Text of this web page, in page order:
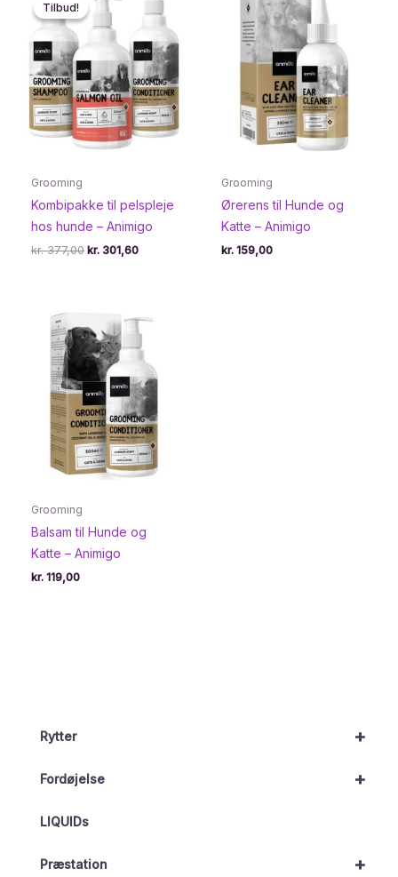
+
Rytter
+
Fordøjelse
LIQUIDs
+
Præstation
Tilbud!
Tilbud!
Grooming
Kombipakke til pelspleje
hos hunde – Animigo
kr.377,00 Den
kr. 301,60Den
Grooming
Ørerens til Hunde og
Katte – Animigo
kr. 159,00
Grooming
Balsam til Hunde og
Katte – Animigo
kr. 119,00